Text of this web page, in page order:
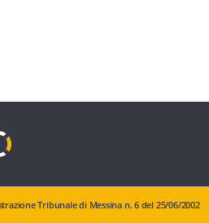
Tribunale di Messina n. 6 del 25/06/2002